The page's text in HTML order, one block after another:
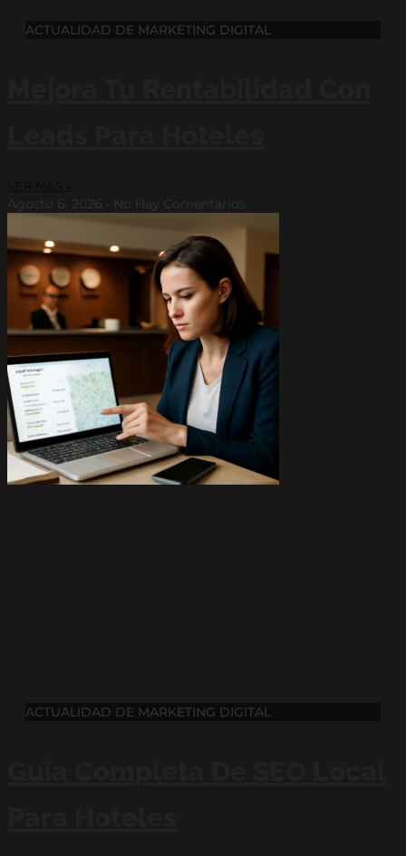
ACTUALIDAD DE MARKETING DIGITAL
Agosto 6, 2026 No Hay Comentarios
ACTUALIDAD DE MARKETING DIGITAL